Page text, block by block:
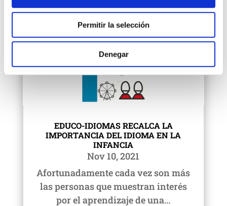
Permitir la selección
Denegar
EDUCO-IDIOMAS RECALCA LA
IMPORTANCIA DEL IDIOMA EN LA
INFANCIA
Nov 10, 2021
Afortunadamente cada vez son más
las personas que muestran interés
por el aprendizaje de una...